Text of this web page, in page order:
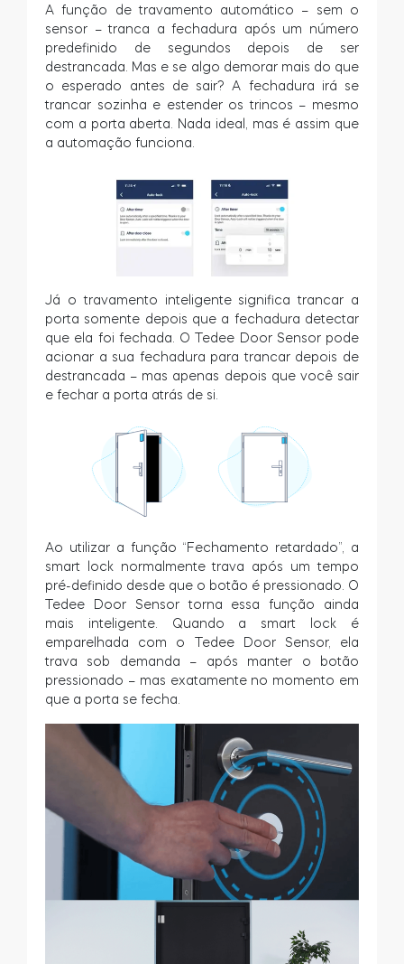
A função de travamento automático – sem o
sensor – tranca a fechadura após um número
predefinido de segundos depois de ser
destrancada. Mas e se algo demorar mais do que
o esperado antes de sair? A fechadura irá se
trancar sozinha e estender os trincos – mesmo
com a porta aberta. Nada ideal, mas é assim que
a automação funciona.
Já o travamento inteligente significa trancar a
porta somente depois que a fechadura detectar
que ela foi fechada. O Tedee Door Sensor pode
acionar a sua fechadura para trancar depois de
destrancada – mas apenas depois que você sair
e fechar a porta atrás de si.
Ao utilizar a função “Fechamento retardado”, a
smart lock normalmente trava após um tempo
pré-definido desde que o botão é pressionado. O
Tedee Door Sensor torna essa função ainda
mais inteligente. Quando a smart lock é
emparelhada com o Tedee Door Sensor, ela
trava sob demanda – após manter o botão
pressionado – mas exatamente no momento em
que a porta se fecha.